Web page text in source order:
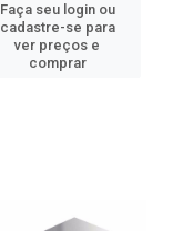
Faça seu login ou
cadastre-se para
ver preços e
comprar